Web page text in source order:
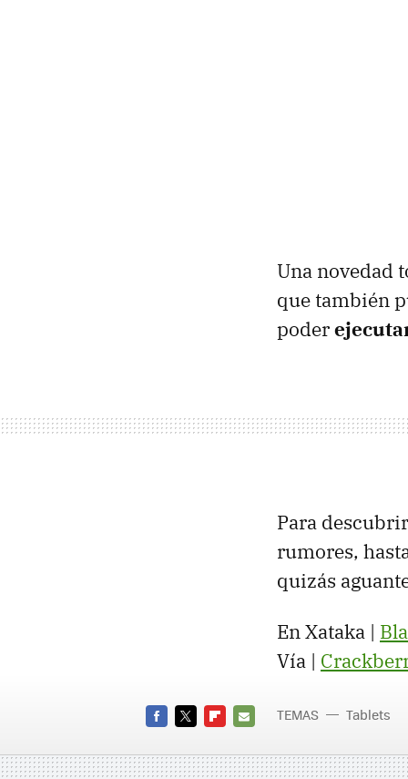
Una novedad
que también
poder
Para
rumores,
quizás
En Xataka |
Vía |
MAIL
TEMAS Tablets